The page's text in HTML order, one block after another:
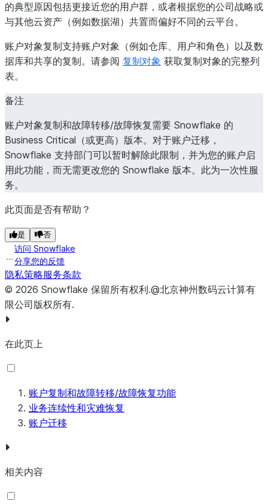
的典型原因包括更接近您的用户群，或者根据您的公司战略或
与其他云资产（例如数据湖）共置而偏好不同的云平台。
账户对象复制支持账户对象（例如仓库、用户和角色）以及数
据库和共享的复制。请参阅 复制对象 获取复制对象的完整列
表。
备注
账户对象复制和故障转移/故障恢复需要 Snowflake 的
Business Critical（或更高）版本。对于账户迁移，
Snowflake 支持部门可以暂时解除此限制，并为您的账户启
用此功能，而无需更改您的 Snowflake 版本。此为一次性服
务。
此页面是否有帮助？
是 否
访问 Snowflake
分享您的反馈
隐私策略服务条款
© 2026 Snowflake 保留所有权利.@北京神州数码云计算有
限公司版权所有.
在此页上
账户复制和故障转移/故障恢复功能
业务连续性和灾难恢复
账户迁移
相关内容